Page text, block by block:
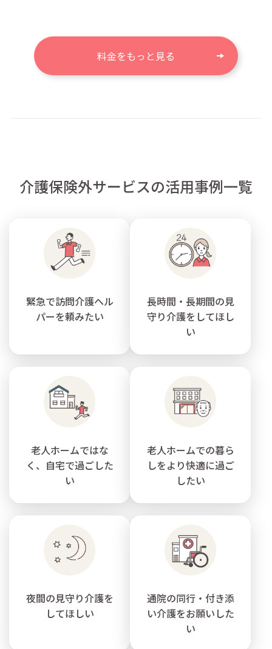
料金をもっと見る
介護保険外サービスの活用事例一覧
緊急で訪問介護ヘル
パーを頼みたい
長時間・長期間の見
守り介護をしてほし
い
老人ホームではな
く、自宅で過ごした
い
老人ホームでの暮ら
しをより快適に過ご
したい
夜間の見守り介護を
してほしい
通院の同行・付き添
い介護をお願いした
い